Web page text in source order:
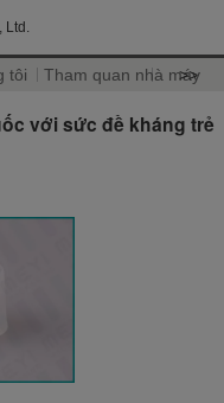
Ltd.
tôi Tham quan nhà máy
>>
với sức đề kháng trẻ